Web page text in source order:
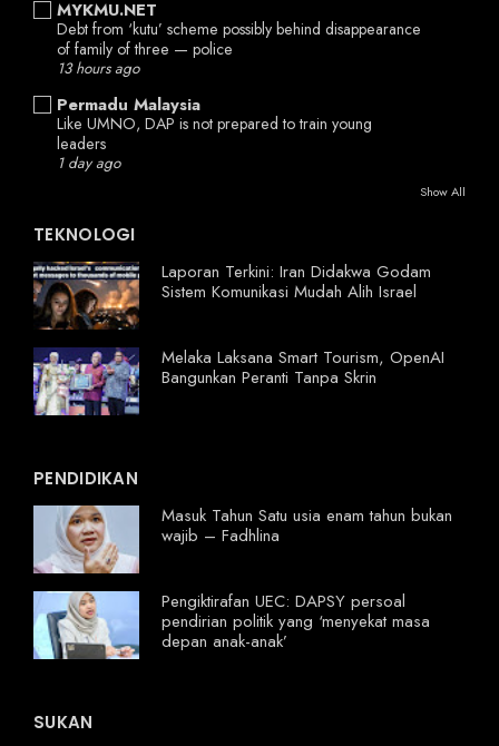
MYKMU.NET
Debt from ‘kutu’ scheme possibly behind disappearance
of family of three — police
13 hours ago
Permadu Malaysia
Like UMNO, DAP is not prepared to train young
leaders
1 day ago
Show All
TEKNOLOGI
Laporan Terkini: Iran Didakwa Godam
Sistem Komunikasi Mudah Alih Israel
Melaka Laksana Smart Tourism, OpenAI
Bangunkan Peranti Tanpa Skrin
PENDIDIKAN
Masuk Tahun Satu usia enam tahun bukan
wajib – Fadhlina
Pengiktirafan UEC: DAPSY persoal
pendirian politik yang ‘menyekat masa
depan anak-anak’
SUKAN